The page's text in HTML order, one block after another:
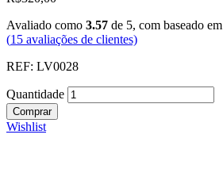
Avaliado como 3.57 de 5, com baseado em
(15 avaliações de clientes)
REF: LV0028
Quantidade
Comprar
Wishlist